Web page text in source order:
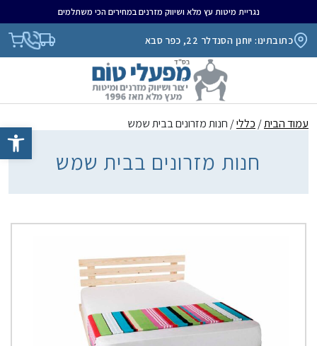
פתח סרגל
נגריית מיטות עץ מלא ושיווק מזרנים במחירים הכי משתלמים
כתובתינו: יוחנן הסנדלר 22, כפר סבא
עמוד הבית/ כללי/ חנות מזרונים בבית שמש
חנות מזרונים בבית שמש